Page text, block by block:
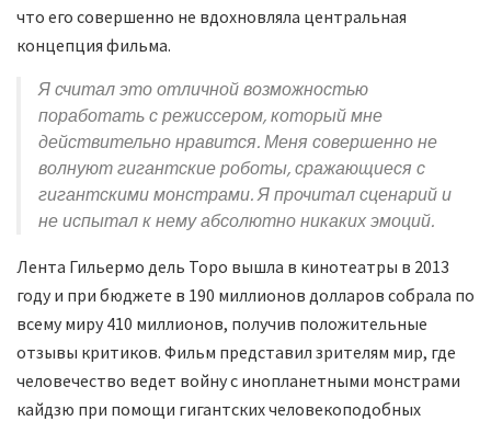
что его совершенно не вдохновляла центральная
концепция фильма.
Я считал это отличной возможностью
поработать с режиссером, который мне
действительно нравится. Меня совершенно не
волнуют гигантские роботы, сражающиеся с
гигантскими монстрами. Я прочитал сценарий и
не испытал к нему абсолютно никаких эмоций.
Лента Гильермо дель Торо вышла в кинотеатры в 2013
году и при бюджете в 190 миллионов долларов собрала по
всему миру 410 миллионов, получив положительные
отзывы критиков. Фильм представил зрителям мир, где
человечество ведет войну с инопланетными монстрами
кайдзю при помощи гигантских человекоподобных